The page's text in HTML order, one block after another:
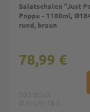
Salatschalen "Just
Pappe - 1100ml,
rund, braun
78,99 €